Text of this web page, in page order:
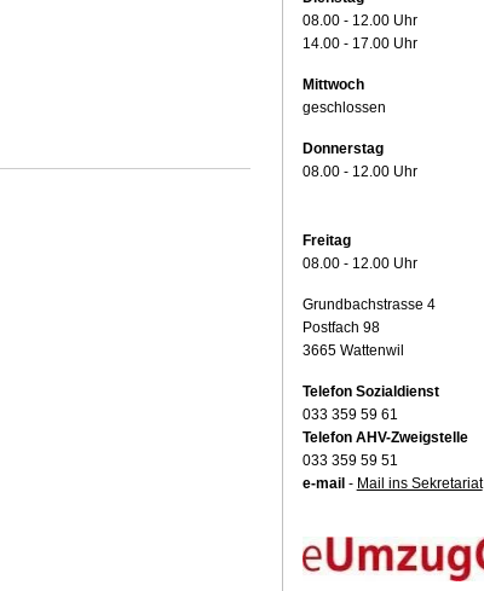
08.00 - 12.00 Uhr
14.00 - 17.00 Uhr
Mittwoch
geschlossen
Donnerstag
08.00 - 12.00 Uhr
Freitag
08.00 - 12.00 Uhr
Grundbachstrasse 4
Postfach 98
3665 Wattenwil
Telefon Sozialdienst
033 359 59 61
Telefon AHV-Zweigstelle
033 359 59 51
e-mail - Mail ins Sekretariat